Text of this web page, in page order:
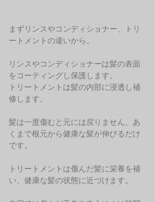
まずリンスやコンディショナー、トリ
ートメントの違いから。
リンスやコンディショナーは髪の表面
をコーティングし保護します。
トリートメントは髪の内部に浸透し補
修します。
髪は一度傷むと元には戻りません、あ
くまで根元から健康な髪が伸びるだけ
です。
トリートメントは傷んだ髪に栄養を補
い、健康な髪の状態に近づけます。